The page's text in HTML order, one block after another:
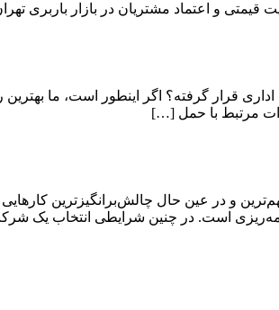
قیمتی و اعتماد مشتریان در بازار باربری
اداری قرار گرفته؟ اگر اینطور است، ما
مرتبط با حمل […]
و در عین حال چالش‌برانگیزترین
است. در چنین شرایطی انتخاب یک